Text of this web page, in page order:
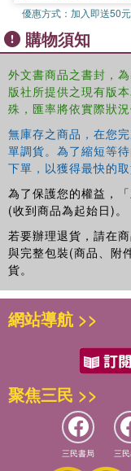
優惠方式： 加入即送50
購物須知
外文書商品之書封，
版社所提供之現有版
殊，匯率將依實際狀況
無庫存之商品，在您
單調貨。為了縮短等
下單，以獲得最快的
為了保護您的權益，「
(收到商品為起始日)。
若要辦理退貨，請在
與完整包裝(商品、附
貨。
網站導航 >>
聚焦三民 >>
三民書局 三